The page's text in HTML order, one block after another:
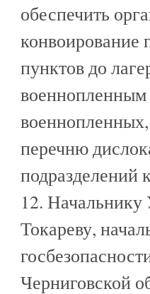
обеспечить
конвоирование
пунктов до
военнопленным
перечню
подразделений
12.
Токареву,
Черниговской